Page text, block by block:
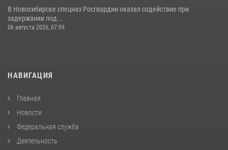
В Новосибирске спецназ Росгвардии оказал содействие при
задержании под...
06 августа 2026, 07:09
НАВИГАЦИЯ
Главная
Новости
Федеральная служба
Деятельность